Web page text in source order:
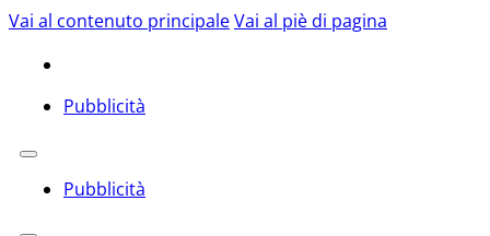
Vai al contenuto principaleVai al piè di pagina
Pubblicità
Pubblicità